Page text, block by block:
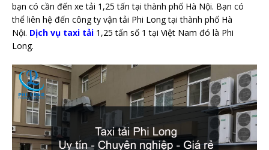
bạn có cần đến xe tải 1,25 tấn tại thành phố Hà Nội. Bạn có
thể liên hệ đến công ty vận tải Phi Long tại thành phố Hà
Nội. Dịch vụ taxi tải 1,25 tấn số 1 tại Việt Nam đó là Phi
Long.